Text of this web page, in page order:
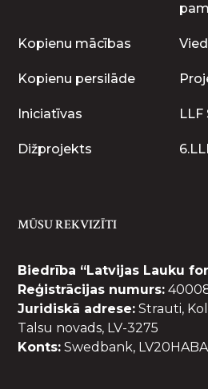
Kopienu mācības
Kopienu persilāde
Iniciatīvas
Dižprojekts
MŪSU REKVIZĪTI
Biedrība “Latvijas Lauku
Reģistrācijas numurs:
Juridiskā adrese: Strauti,
Talsu novads, LV-3275
Konts: Swedbank,